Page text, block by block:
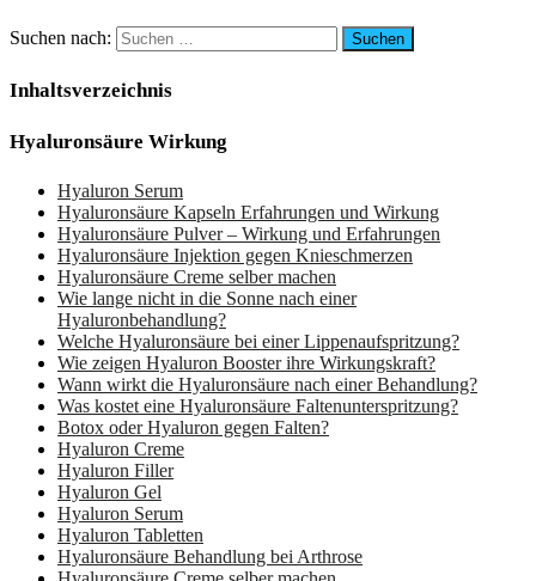
Suchen nach:
Inhaltsverzeichnis
Hyaluronsäure Wirkung
Hyaluron Serum
Hyaluronsäure Kapseln Erfahrungen und Wirkung
Hyaluronsäure Pulver – Wirkung und Erfahrungen
Hyaluronsäure Injektion gegen Knieschmerzen
Hyaluronsäure Creme selber machen
Wie lange nicht in die Sonne nach einer
Hyaluronbehandlung?
Welche Hyaluronsäure bei einer Lippenaufspritzung?
Wie zeigen Hyaluron Booster ihre Wirkungskraft?
Wann wirkt die Hyaluronsäure nach einer Behandlung?
Was kostet eine Hyaluronsäure Faltenunterspritzung?
Botox oder Hyaluron gegen Falten?
Hyaluron Creme
Hyaluron Filler
Hyaluron Gel
Hyaluron Serum
Hyaluron Tabletten
Hyaluronsäure Behandlung bei Arthrose